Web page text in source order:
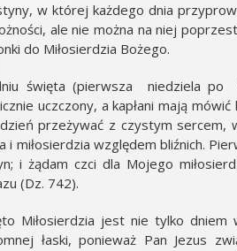
w której każdego dnia
ale nie można na niej
do Miłosierdzia Bożego.
święta (pierwsza niedziela po
uczczony, a kapłani mają
przeżywać z czystym sercem,
i miłosierdzia względem bliźnich.
i żądam czci dla Mojego
(Dz. 742).
Miłosierdzia jest nie tylko
łaski, ponieważ Pan Jezus